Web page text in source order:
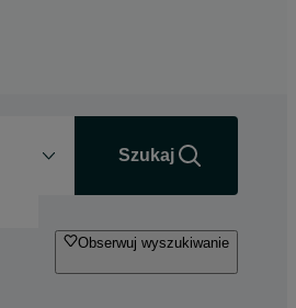
Szukaj
Obserwuj wyszukiwanie